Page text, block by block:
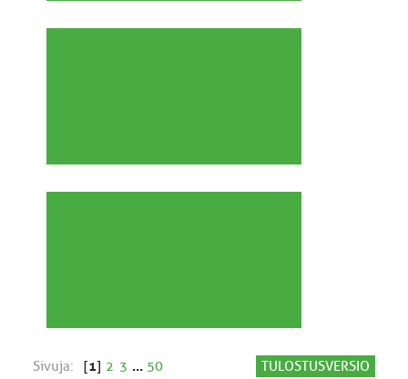
TULOSTUSVERSIO
Sivuja: [1] 2 3 ... 50